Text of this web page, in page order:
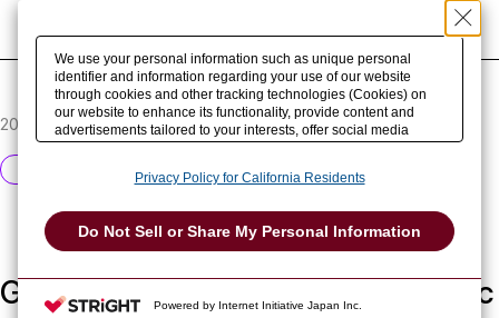
We use your personal information such as unique personal
identifier and information regarding your use of our website
through cookies and other tracking technologies (Cookies) on
our website to enhance its functionality, provide content and
advertisements tailored to your interests, offer social media
We may sell or share your personal information to/with our
These partners may combine the data shared by us with other
data that you have provided to them or that they have collected
from your use of their services or other websites to analyze and
share of your personal information by us. Please click
Privacy Policy for California Residents
Do Not Sell or Share My Personal Information
Powered by Internet Initiative Japan Inc.
2026.03.16
GRAPHIC GALLERY 1-1-6「Graphic